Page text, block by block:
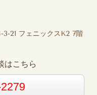
21 フェニックスK2 7階
はこちら